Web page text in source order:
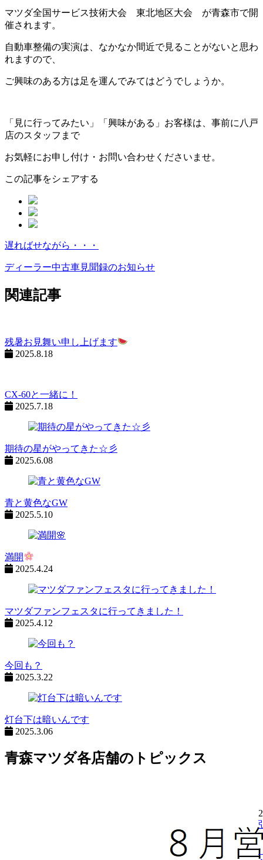
マツダ全国サービス技術大会 東北地区大会 が青森市で開
催されます。
自動車整備の実演は、なかなか間近で見ることがないと思わ
れますので、
ご興味のある方は足を運んでみてはどうでしょうか。
「見に行ってみたい」「興味がある」お客様は、事前に八戸
店のスタッフまで
お気軽にお申し付け・お問い合わせくださいませ。
この記事をシェアする
ペ
ー
ジ
ネ
シ
ョ
%title
遅ればせながら・・・
ディーラー中古車見聞録のお知らせ
関連記事
残暑お見舞い申し上げます
2025.8.18
CX-60と一緒に！
2025.7.18
期待の星がやってきた☆彡
2025.6.08
青と黄色なGW
2025.5.10
満開
2025.4.24
マツダファンフェスタに行ってきました！
2025.4.12
今回も？
2025.3.22
灯台下は暗いんです
2025.3.06
青森マツダ各店舗のトピックス